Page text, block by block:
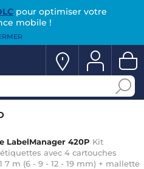
pour optimiser votre
mobile !
LabelManager 420P Kit
avec 4 cartouches
7 m (6 - 9 - 12 - 19 mm) + mallette